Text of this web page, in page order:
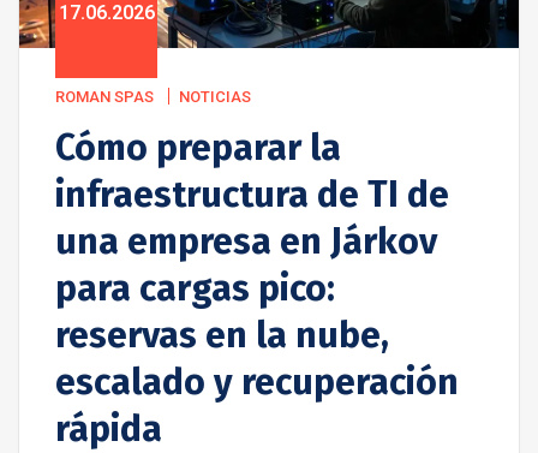
17.06.2026
ROMAN SPAS NOTICIAS
Cómo preparar la
infraestructura de TI de
una empresa en Járkov
para cargas pico:
reservas en la nube,
escalado y recuperación
rápida